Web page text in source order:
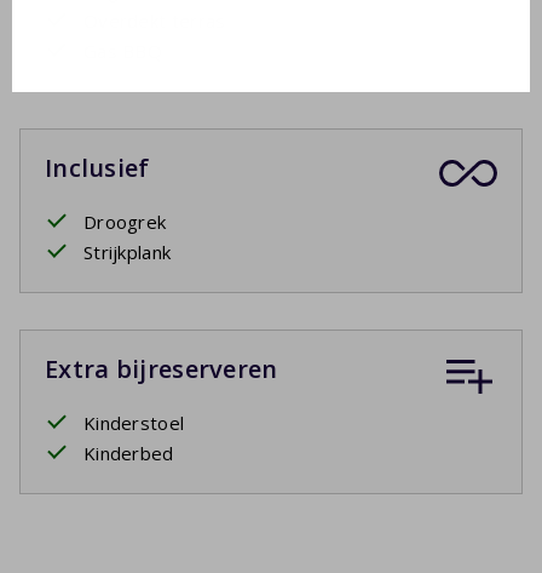
Inclusief
Droogrek
Strijkplank
Extra bijreserveren
Kinderstoel
Kinderbed